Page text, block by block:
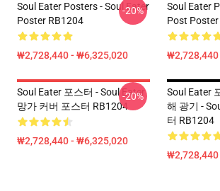
Soul Eater Posters - Soul Eater
Poster RB1204
₩2,728,440 - ₩6,325,020
-20%
Soul Eater
Post
Soul Eater 포스터 - Soul Eater
망가 커버 포스터 RB1204
₩2,728,440 - ₩6,325,020
-20%
Soul Eater
해 광기 -
터 RB1204